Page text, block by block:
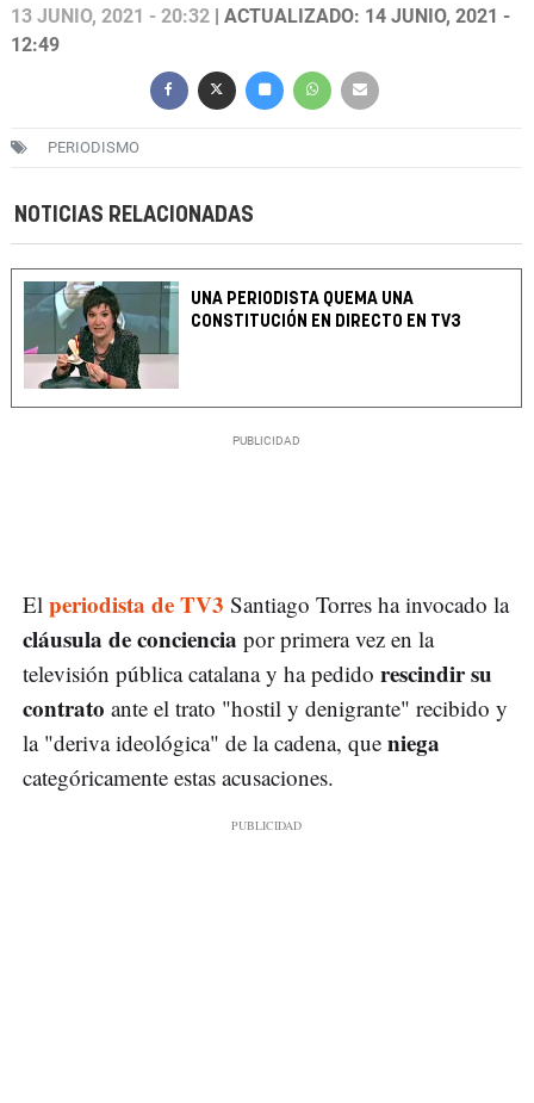
13 JUNIO, 2021 - 20:32 | ACTUALIZADO: 14 JUNIO, 2021 -
12:49
PERIODISMO
NOTICIAS RELACIONADAS
UNA PERIODISTA QUEMA UNA
CONSTITUCIÓN EN DIRECTO EN TV3
El periodista de TV3 Santiago Torres ha invocado la
cláusula de conciencia por primera vez en la
televisión pública catalana y ha pedido rescindir su
contrato ante el trato "hostil y denigrante" recibido y
la "deriva ideológica" de la cadena, que niega
categóricamente estas acusaciones.